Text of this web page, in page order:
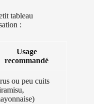
tableau
:
Usage
recommandé
ou peu cuits